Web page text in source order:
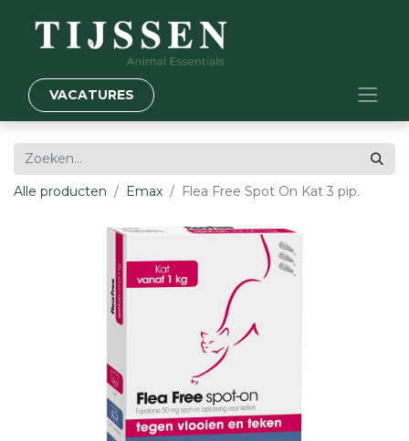
VACATURES
Alle producten Emax Flea Free Spot On Kat 3 pip.